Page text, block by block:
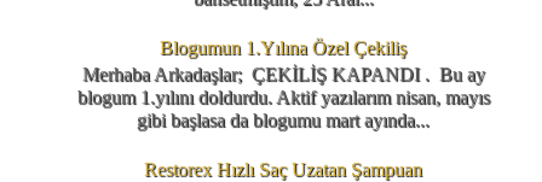
Blogumun 1.Yılına Özel Çekiliş
Merhaba Arkadaşlar; ÇEKİLİŞ KAPANDI . Bu ay
blogum 1.yılını doldurdu. Aktif yazılarım nisan, mayıs
gibi başlasa da blogumu mart ayında...
Restorex Hızlı Saç Uzatan Şampuan